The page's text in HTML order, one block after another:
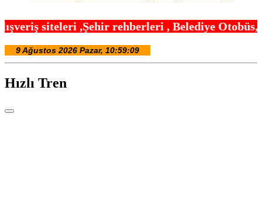
,Şehir rehberleri , Belediye
Hızlı Tren